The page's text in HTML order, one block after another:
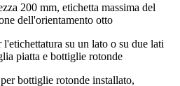
200 mm, etichetta massima del
dell'orientamento otto
l'etichettatura su un lato o su due lati
piatta e bottiglie rotonde
bottiglie rotonde installato,